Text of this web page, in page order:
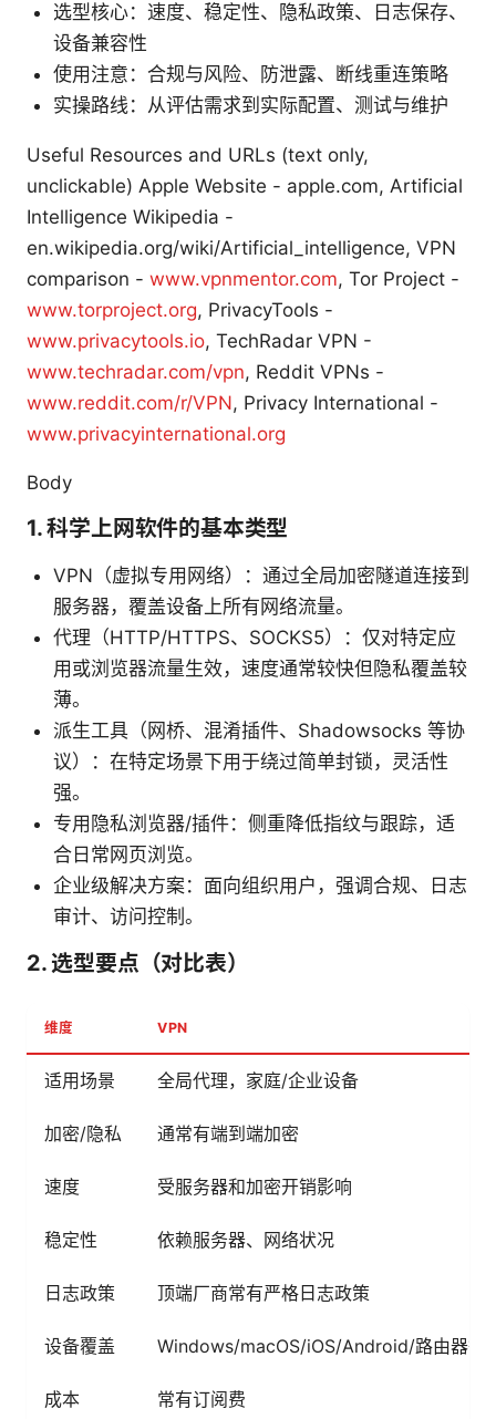
选型核心：速度、稳定性、隐私政策、日志保存、
设备兼容性
使用注意：合规与风险、防泄露、断线重连策略
实操路线：从评估需求到实际配置、测试与维护
Useful Resources and URLs (text only,
unclickable) Apple Website - apple.com, Artificial
Intelligence Wikipedia -
en.wikipedia.org/wiki/Artificial_intelligence, VPN
comparison - www.vpnmentor.com, Tor Project -
www.torproject.org, PrivacyTools -
www.privacytools.io, TechRadar VPN -
www.techradar.com/vpn, Reddit VPNs -
www.reddit.com/r/VPN, Privacy International -
www.privacyinternational.org
Body
1. 科学上网软件的基本类型
VPN（虚拟专用网络）：通过全局加密隧道连接到
服务器，覆盖设备上所有网络流量。
代理（HTTP/HTTPS、SOCKS5）：仅对特定应
用或浏览器流量生效，速度通常较快但隐私覆盖较
薄。
派生工具（网桥、混淆插件、Shadowsocks 等协
议）：在特定场景下用于绕过简单封锁，灵活性
强。
专用隐私浏览器/插件：侧重降低指纹与跟踪，适
合日常网页浏览。
企业级解决方案：面向组织用户，强调合规、日志
审计、访问控制。
2. 选型要点（对比表）
维度 VPN
适用场景 全局代理，家庭/企业设备
加密/隐私 通常有端到端加密
速度 受服务器和加密开销影响
稳定性 依赖服务器、网络状况
日志政策 顶端厂商常有严格日志政策
设备覆盖 Windows/macOS/iOS/Android/路由器等
成本 常有订阅费